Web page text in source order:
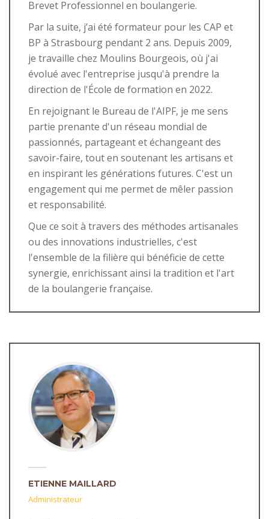
Brevet Professionnel en boulangerie.
Par la suite, j’ai été formateur pour les CAP et
BP à Strasbourg pendant 2 ans. Depuis 2009,
je travaille chez Moulins Bourgeois, où j'ai
évolué avec l'entreprise jusqu'à prendre la
direction de l'École de formation en 2022.
En rejoignant le Bureau de l'AIPF, je me sens
partie prenante d'un réseau mondial de
passionnés, partageant et échangeant des
savoir-faire, tout en soutenant les artisans et
en inspirant les générations futures. C'est un
engagement qui me permet de mêler passion
et responsabilité.
Que ce soit à travers des méthodes artisanales
ou des innovations industrielles, c'est
l'ensemble de la filière qui bénéficie de cette
synergie, enrichissant ainsi la tradition et l'art
de la boulangerie française.
ETIENNE MAILLARD
Administrateur